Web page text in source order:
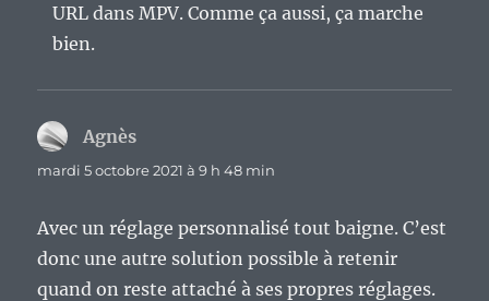
URL dans MPV. Comme ça aussi, ça marche
bien.
Agnès
mardi 5 octobre 2021 à 9 h 48 min
Avec un réglage personnalisé tout baigne. C’est
donc une autre solution possible à retenir
quand on reste attaché à ses propres réglages.